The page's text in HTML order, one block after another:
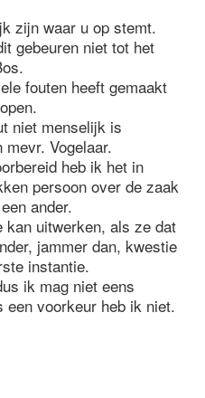
zijn waar u op stemt.
gebeuren niet tot het
fouten heeft gemaakt
niet menselijk is
Vogelaar.
heb ik het in
persoon over de zaak
ander.
uitwerken, als ze dat
jammer dan, kwestie
instantie.
ik mag niet eens
een voorkeur heb ik niet.